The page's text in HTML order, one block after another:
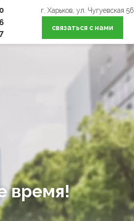
г. Харьков, ул. Чугуевская 56
связаться с нами
время!